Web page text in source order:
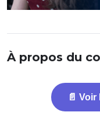
À propos du
📄